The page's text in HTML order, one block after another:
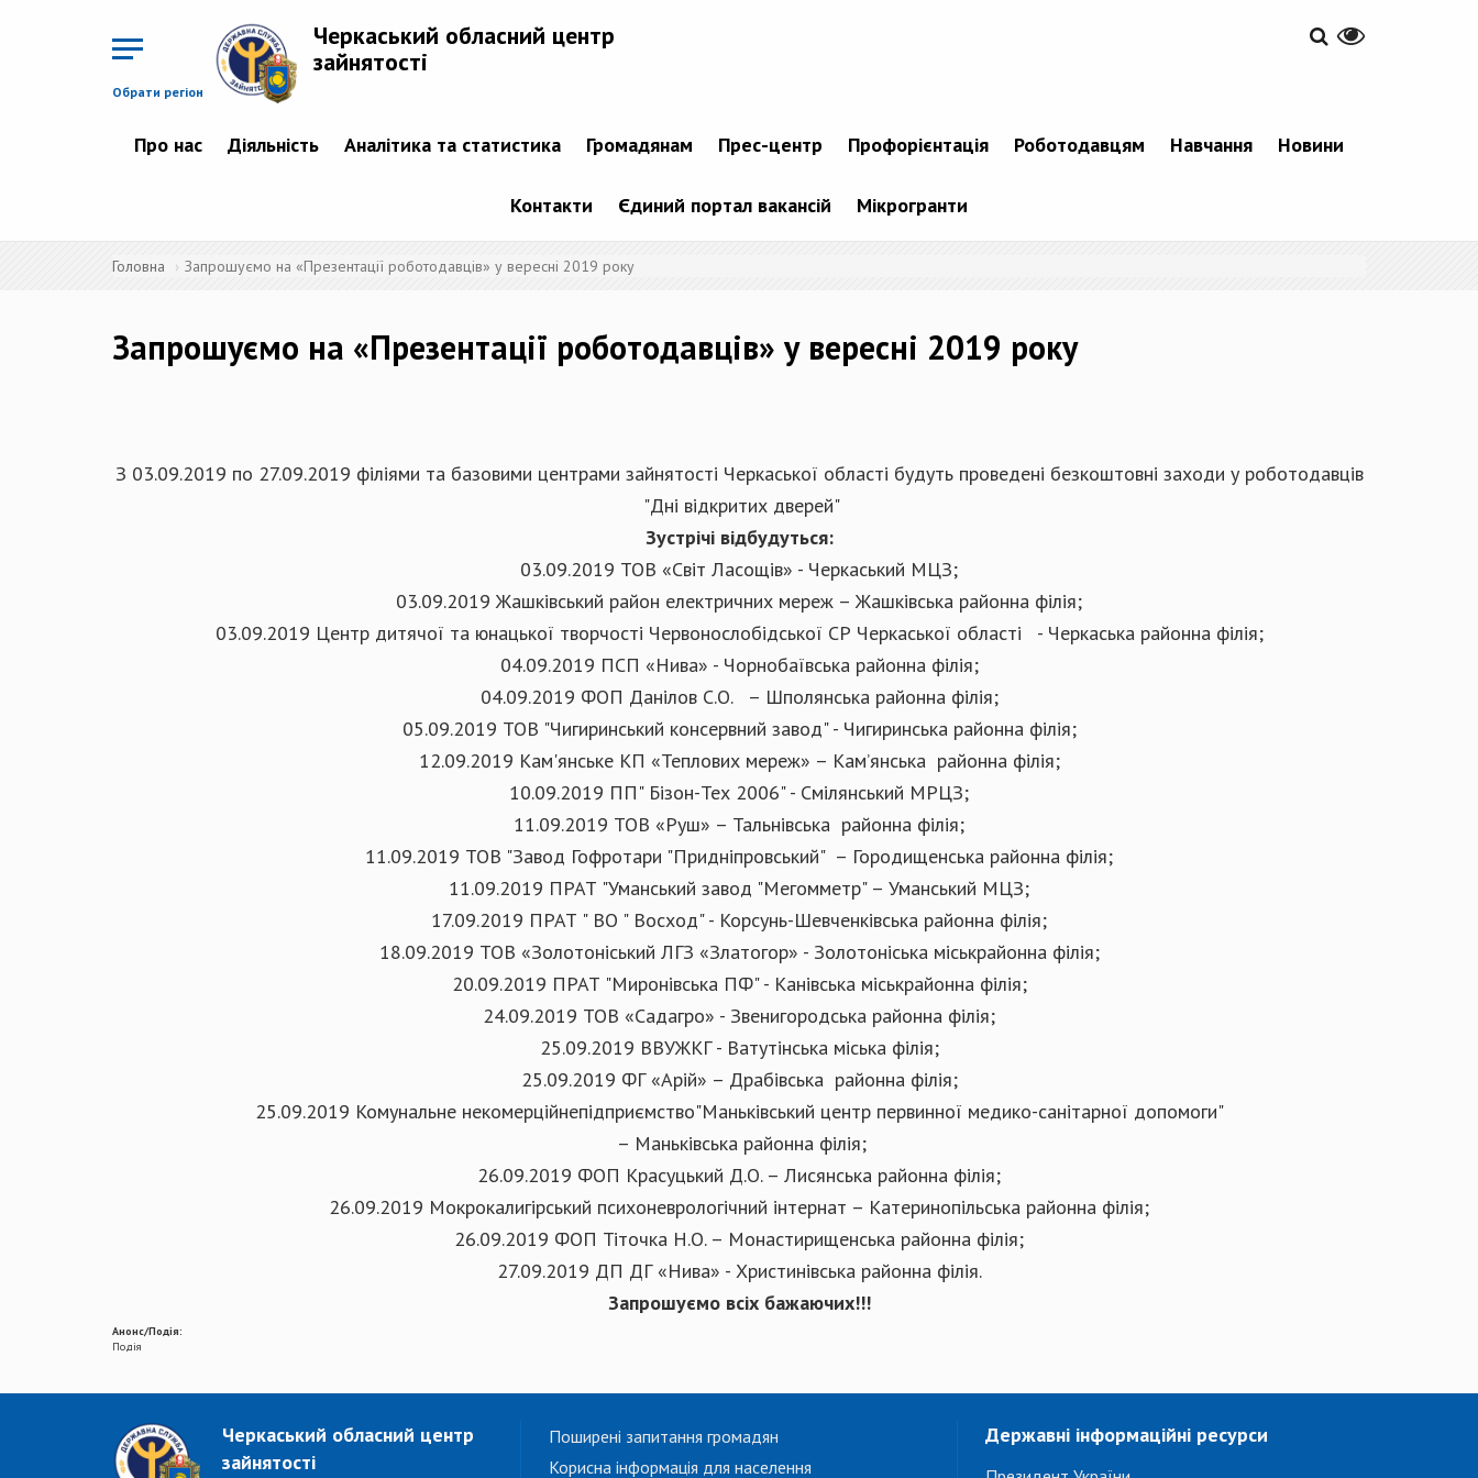
Обрати регіон
Черкаський обласний центр
зайнятості
Про нас Діяльність Аналітика та статистика Громадянам Прес-центр Профорієнтація Роботодавцям Навчання Новини
Контакти Єдиний портал вакансій Мікрогранти
Головна Запрошуємо на «Презентації роботодавців» у вересні 2019 року
Запрошуємо на «Презентації роботодавців» у вересні 2019 року
З 03.09.2019 по 27.09.2019 філіями та базовими центрами зайнятості Черкаської області будуть проведені безкоштовні заходи у роботодавців
"Дні відкритих дверей"
Зустрічі відбудуться:
03.09.2019 ТОВ «Світ Ласощів» - Черкаський МЦЗ;
03.09.2019 Жашківський район електричних мереж – Жашківська районна філія;
03.09.2019 Центр дитячої та юнацької творчості Червонослобідської СР Черкаської області - Черкаська районна філія;
04.09.2019 ПСП «Нива» - Чорнобаївська районна філія;
04.09.2019 ФОП Данілов С.О. – Шполянська районна філія;
05.09.2019 ТОВ "Чигиринський консервний завод" - Чигиринська районна філія;
12.09.2019 Кам'янське КП «Теплових мереж» – Кам’янська районна філія;
10.09.2019 ПП" Бізон-Тех 2006" - Смілянський МРЦЗ;
11.09.2019 ТОВ «Руш» – Тальнівська районна філія;
11.09.2019 ТОВ "Завод Гофротари "Придніпровський" – Городищенська районна філія;
11.09.2019 ПРАТ "Уманський завод "Мегомметр" – Уманський МЦЗ;
17.09.2019 ПРАТ " ВО " Восход" - Корсунь-Шевченківська районна філія;
18.09.2019 ТОВ «Золотоніський ЛГЗ «Златогор» - Золотоніська міськрайонна філія;
20.09.2019 ПРАТ "Миронівська ПФ" - Канівська міськрайонна філія;
24.09.2019 ТОВ «Садагро» - Звенигородська районна філія;
25.09.2019 ВВУЖКГ - Ватутінська міська філія;
25.09.2019 ФГ «Арій» – Драбівська районна філія;
25.09.2019 Комунальне некомерційнепідприємство"Маньківський центр первинної медико-санітарної допомоги"
– Маньківська районна філія;
26.09.2019 ФОП Красуцький Д.О. – Лисянська районна філія;
26.09.2019 Мокрокалигірський психоневрологічний інтернат – Катеринопільська районна філія;
26.09.2019 ФОП Тіточка Н.О. – Монастирищенська районна філія;
27.09.2019 ДП ДГ «Нива» - Христинівська районна філія.
Запрошуємо всіх бажаючих!!!
Анонс/Подія:
Подія
Черкаський обласний центр
зайнятості
Поширені запитання громадян
Корисна інформація для населення
Державні інформаційні ресурси